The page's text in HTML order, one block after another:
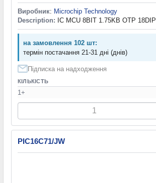
Виробник: Microchip Technology
Description: IC MCU 8BIT 1.75KB OTP 18DIP
на замовлення 102 шт:
термін постачання 21-31 дні (днів)
Підписка на надходження
КІЛЬКІСТЬ
1+
PIC16C71/JW